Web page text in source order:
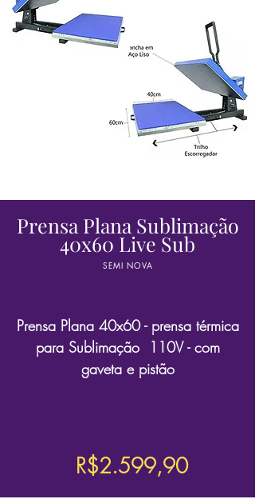
Prensa Plana Sublimação
40x60 Live Sub
SEMI NOVA
Prensa Plana 40x60 - prensa térmica
para Sublimação 110V - com
gaveta e pistão
R$2.599,90